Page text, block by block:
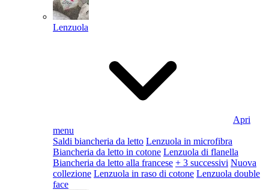
Lenzuola
Apri
menu
Saldi biancheria da letto Lenzuola in microfibra
Biancheria da letto in cotone Lenzuola di flanella
Biancheria da letto alla francese + 3 successivi Nuova
collezione Lenzuola in raso di cotone Lenzuola double
face